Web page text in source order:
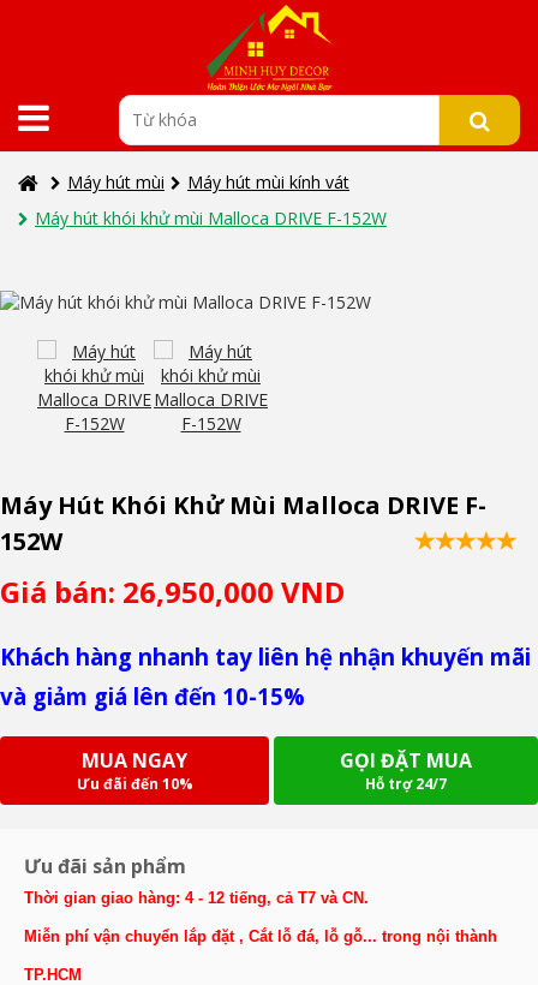
Máy hút mùi
Máy hút mùi kính vát
Máy hút khói khử mùi Malloca DRIVE F-152W
Máy Hút Khói Khử Mùi Malloca DRIVE F-
152W
Giá bán: 26,950,000 VND
Khách hàng nhanh tay liên hệ nhận khuyến mãi
và giảm giá lên đến 10-15%
MUA NGAY
Ưu đãi đến 10%
GỌI ĐẶT MUA
Hỗ trợ 24/7
Ưu đãi sản phẩm
Thời gian giao hàng: 4 - 12 tiếng, cả T7 và CN.
Miễn phí vận chuyển lắp đặt , Cắt lỗ đá, lỗ gỗ... trong nội thành
TP.HCM